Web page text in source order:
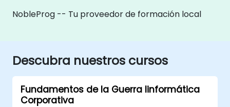
NobleProg -- Tu proveedor de formación local
Descubra nuestros cursos
Fundamentos de la Guerra Iinformática
Corporativa